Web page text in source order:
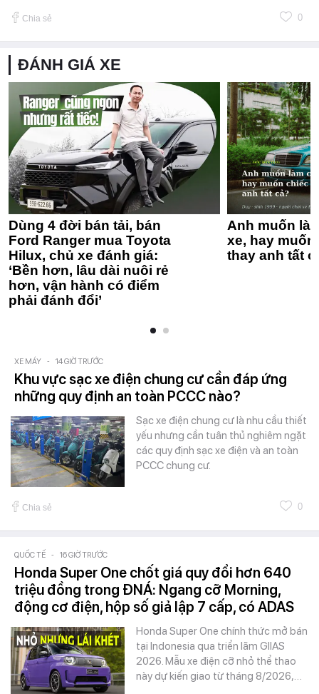
Chia sẻ 0
ĐÁNH GIÁ XE
Dùng 4 đời bán tải, bán
Ford Ranger mua Toyota
Hilux, chủ xe đánh giá:
‘Bền hơn, lâu dài nuôi rẻ
hơn, vận hành có điểm
phải đánh đổi’
Anh muốn
xe, hay
thay anh tất
XE MÁY - 14 GIỜ TRƯỚC
Khu vực sạc xe điện chung cư cần đáp ứng
những quy định an toàn PCCC nào?
Sạc xe điện chung cư là nhu cầu thiết
yếu nhưng cần tuân thủ nghiêm ngặt
các quy định sạc xe điện và an toàn
PCCC chung cư.
Chia sẻ 0
QUỐC TẾ - 16 GIỜ TRƯỚC
Honda Super One chốt giá quy đổi hơn 640
triệu đồng trong ĐNÁ: Ngang cỡ Morning,
động cơ điện, hộp số giả lập 7 cấp, có ADAS
Honda Super One chính thức mở bán
tại Indonesia qua triển lãm GIIAS
2026. Mẫu xe điện cỡ nhỏ thể thao
này dự kiến giao từ tháng 8/2026,…